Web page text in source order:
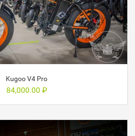
Kugoo V4 Pro
84,000.00 ₽